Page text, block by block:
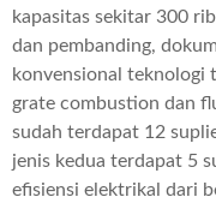
kapasitas sekitar 300
dan pembanding,
konvensional teknologi
grate combustion dan
sudah terdapat 12
jenis kedua terdapat 5
efisiensi elektrikal dari